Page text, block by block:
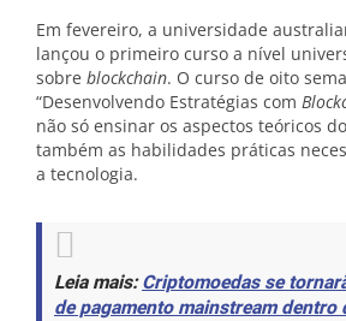
Em fevereiro, a universidade
lançou o primeiro curso a nível
sobre blockchain. O curso de oito
“Desenvolvendo Estratégias com
não só ensinar os aspectos teóricos do
também as habilidades práticas
a tecnologia.
Leia mais:Criptomoedas se
de pagamento mainstream dentro